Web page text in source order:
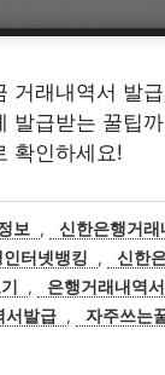
거래내역서 발
발급받는 꿀팁
확인하세요!
보 , 신한은행거래
터넷뱅킹 ,
신한
, 은행거래내역서
서발급 , 자주쓰는